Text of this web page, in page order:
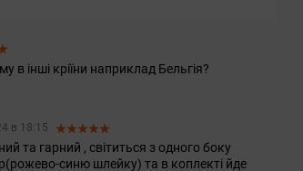
в інші кріїни наприклад Бельгія?
в 18:15
та гарний , світиться з одного боку
синю шлейку) та в коплекті йде